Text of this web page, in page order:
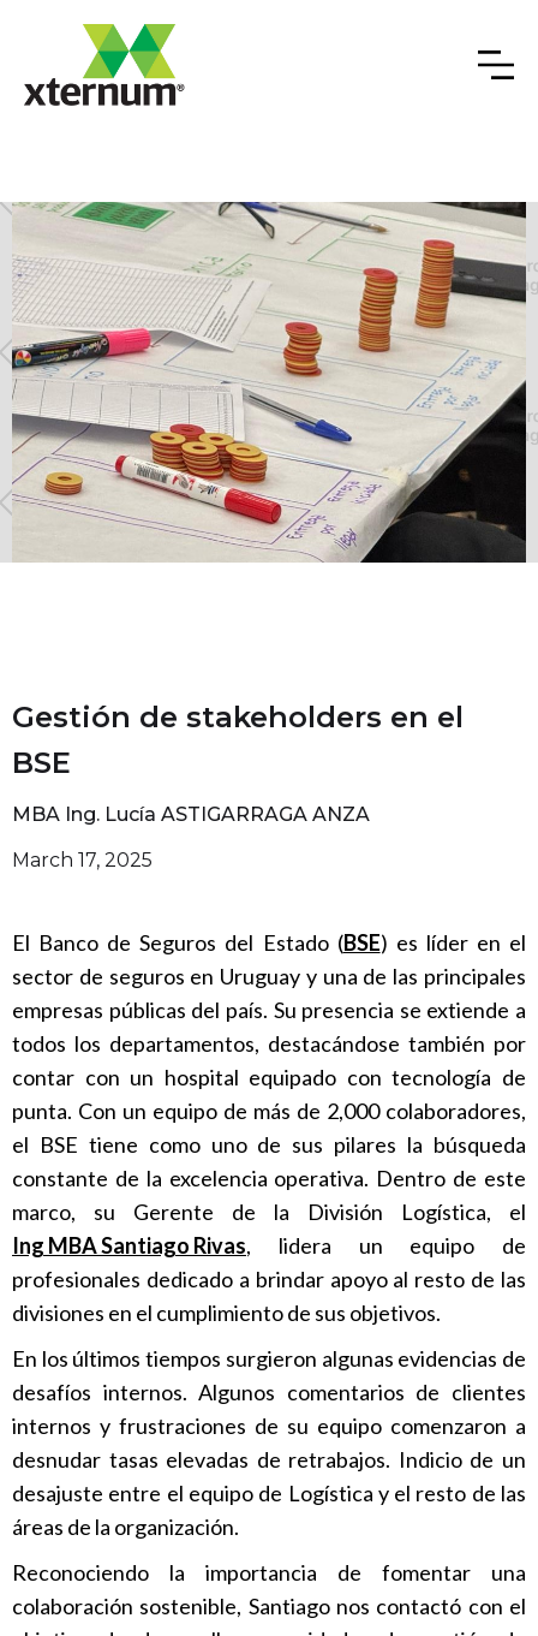
Gestión de stakeholders en el
BSE
MBA Ing. Lucía ASTIGARRAGA ANZA
March 17, 2025
El Banco de Seguros del Estado (BSE) es líder en el
sector de seguros en Uruguay y una de las principales
empresas públicas del país. Su presencia se extiende a
todos los departamentos, destacándose también por
contar con un hospital equipado con tecnología de
punta. Con un equipo de más de 2,000 colaboradores,
el BSE tiene como uno de sus pilares la búsqueda
constante de la excelencia operativa. Dentro de este
marco, su Gerente de la División Logística, el
Ing MBA Santiago Rivas, lidera un equipo de
profesionales dedicado a brindar apoyo al resto de las
divisiones en el cumplimiento de sus objetivos.
En los últimos tiempos surgieron algunas evidencias de
desafíos internos. Algunos comentarios de clientes
internos y frustraciones de su equipo comenzaron a
desnudar tasas elevadas de retrabajos. Indicio de un
desajuste entre el equipo de Logística y el resto de las
áreas de la organización.
Reconociendo la importancia de fomentar una
colaboración sostenible, Santiago nos contactó con el